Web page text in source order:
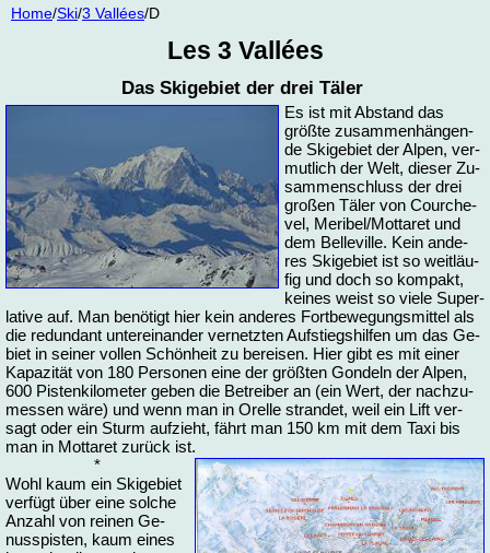
Home/Ski/3 Vallées/D
Les 3 Vallées
Das Skigebiet der drei Täler
Es ist mit Ab­stand das
größ­te zu­sam­men­hän­gen­
de Ski­ge­biet der Al­pen, ver­
mut­lich der Welt, die­ser Zu­
sam­menschluss der drei
gro­ßen Tä­ler von Cour­che­
vel, Me­ri­bel/Mot­ta­ret und
dem Bel­le­ville. Kein an­de­
res Ski­ge­biet ist so weit­läu­
fig und doch so kom­pakt,
kei­nes weist so vie­le Su­per­
la­ti­ve auf. Man be­nö­tigt hier kein an­de­res Fort­be­we­gungs­mit­tel als
die red­un­dant un­ter­ein­an­der ver­netz­ten Auf­stiegs­hil­fen um das Ge­
biet in sei­ner vol­len Schön­heit zu be­rei­sen. Hier gibt es mit ei­ner
Ka­pa­zi­tät von 180 Per­so­nen ei­ne der größ­ten Gon­deln der Al­pen,
600 Pis­ten­ki­lo­me­ter ge­ben die Be­trei­ber an (ein Wert, der nach­zu­
mes­sen wä­re) und wenn man in Orel­le stran­det, weil ein Lift ver­
sagt oder ein Sturm auf­zieht, fährt man 150 km mit dem Ta­xi bis
man in Mot­ta­ret zu­rück ist.
*
Wohl kaum ein Ski­ge­biet
ver­fügt über ei­ne sol­che
An­zahl von rei­nen Ge­
nuss­pis­ten, kaum ei­nes